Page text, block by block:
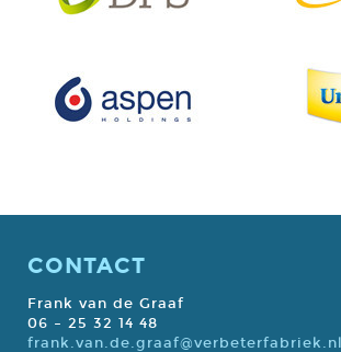
CONTACT
Frank van de Graaf
06 – 25 32 14 48
frank.van.de.graaf@verbeterfabriek.nl